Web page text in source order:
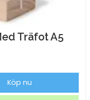
Träfot A5
Köp nu